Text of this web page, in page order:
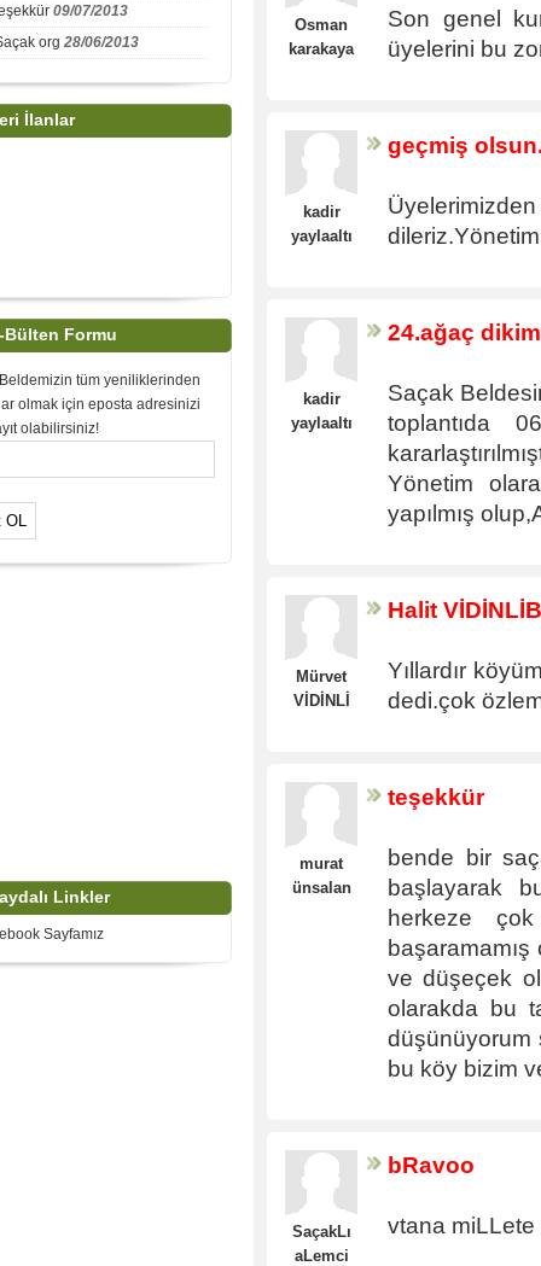
09/07/2013
org 28/06/2013
İlanlar
Bülten Formu
tüm yeniliklerinden
olmak için eposta adresinizi
olabilirsiniz!
Linkler
Sayfamız
Osman
karakaya
Son genel
üyelerini bu
kadir
yaylaaltı
geçmiş
Üyelerimizden
kadir
yaylaaltı
24.ağaç
Saçak
toplantıda
Yönetim
yapılmış
Mürvet
VİDİNLİ
Halit
Yıllardır
dedi.çok
murat
ünsalan
teşekkür
bende bir
başlayarak
herkeze
ve düşeçek
olarakda bu
düşünüyorum
bu köy bizim
SaçakLı
aLemci
bRavoo
vtana miLLete